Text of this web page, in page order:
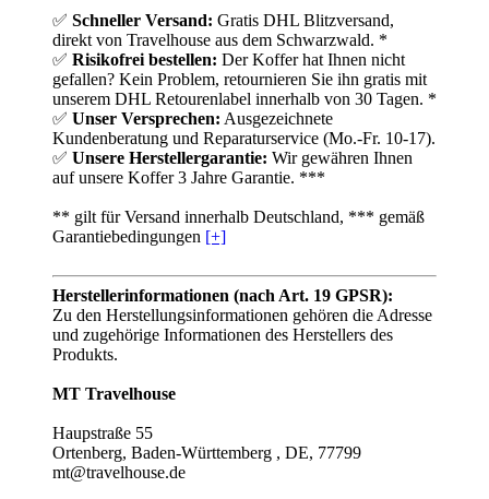
✅ Schneller Versand: Gratis DHL Blitzversand,
direkt von Travelhouse aus dem Schwarzwald. *
✅ Risikofrei bestellen: Der Koffer hat Ihnen nicht
gefallen? Kein Problem, retournieren Sie ihn gratis mit
unserem DHL Retourenlabel innerhalb von 30 Tagen. *
✅ Unser Versprechen: Ausgezeichnete
Kundenberatung und Reparaturservice (Mo.-Fr. 10-17).
✅ Unsere Herstellergarantie: Wir gewähren Ihnen
auf unsere Koffer 3 Jahre Garantie. ***
** gilt für Versand innerhalb Deutschland, *** gemäß
Garantiebedingungen [+]
Herstellerinformationen (nach Art. 19 GPSR):
Zu den Herstellungsinformationen gehören die Adresse
und zugehörige Informationen des Herstellers des
Produkts.
MT Travelhouse
Haupstraße 55
Ortenberg, Baden-Württemberg , DE, 77799
mt@travelhouse.de